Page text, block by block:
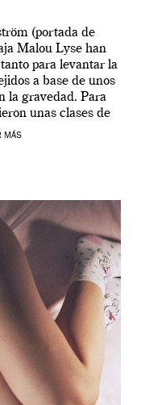
(portada de
Malou Lyse han
para levantar la
a base de unos
la gravedad. Para
unas clases de
[…]
MÁS